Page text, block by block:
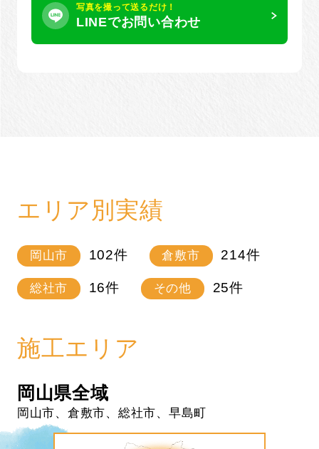
写真を撮って送るだけ！
LINEでお問い合わせ
エリア別実績
岡山市 102件 倉敷市 214件
総社市 16件 その他 25件
施工エリア
岡山県全域
岡山市、倉敷市、総社市、早島町